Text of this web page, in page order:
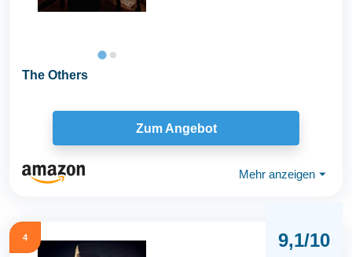
The Others
Zum Angebot
Mehr anzeigen ⏷
4 9,1/10